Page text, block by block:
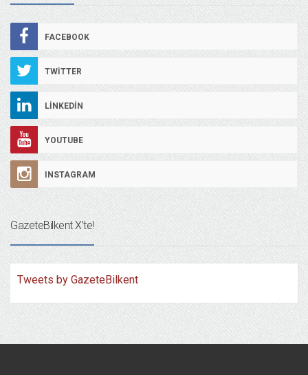
FACEBOOK
TWITTER
LINKEDIN
YOUTUBE
INSTAGRAM
GazeteBilkent X’te!
Tweets by GazeteBilkent